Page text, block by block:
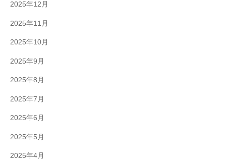
2025年12月
2025年11月
2025年10月
2025年9月
2025年8月
2025年7月
2025年6月
2025年5月
2025年4月